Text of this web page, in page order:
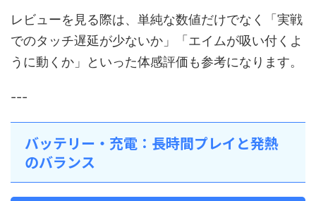
レビューを見る際は、単純な数値だけでなく「実戦
でのタッチ遅延が少ないか」「エイムが吸い付くよ
うに動くか」といった体感評価も参考になります。
---
バッテリー・充電：長時間プレイと発熱
のバランス